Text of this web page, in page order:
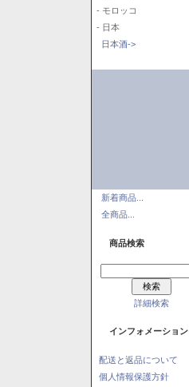
- モロッコ
- 日本
日本酒->
新着商品...
全商品...
商品検索
詳細検索
インフォメーション
配送と返品について
個人情報保護方針